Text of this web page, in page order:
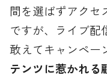
間を選ばずアクセ
ですが、ライブ配
敢えてキャンペー
テンツに惹かれる